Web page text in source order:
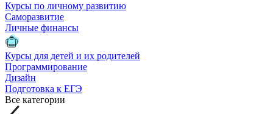
Курсы по личному развитию
Саморазвитие
Личные финансы
Курсы для детей и их родителей
Программирование
Дизайн
Подготовка к ЕГЭ
Все категории